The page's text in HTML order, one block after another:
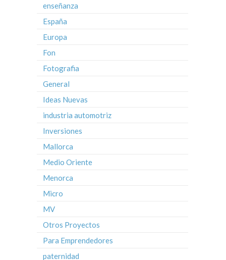
enseñanza
España
Europa
Fon
Fotografia
General
Ideas Nuevas
industria automotriz
Inversiones
Mallorca
Medio Oriente
Menorca
Micro
MV
Otros Proyectos
Para Emprendedores
paternidad